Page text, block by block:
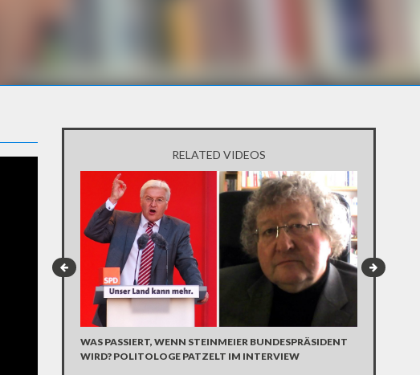
RELATED VIDEOS
WAS PASSIERT, WENN STEINMEIER BUNDESPRÄSIDENT
WIRD? POLITOLOGE PATZELT IM INTERVIEW